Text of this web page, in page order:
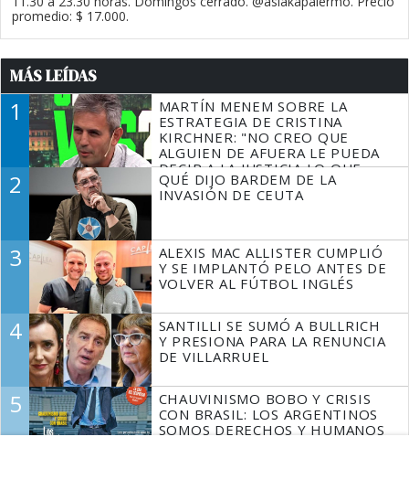
promedio: $ 17.000.
MÁS LEÍDAS
1
MARTÍN MENEM SOBRE LA
ESTRATEGIA DE CRISTINA
KIRCHNER: "NO CREO QUE
ALGUIEN DE AFUERA LE PUEDA
DECIR A LA JUSTICIA LO QUE
TIENE QUE HACER"
2
QUÉ DIJO BARDEM DE LA
INVASIÓN DE CEUTA
3
ALEXIS MAC ALLISTER CUMPLIÓ
Y SE IMPLANTÓ PELO ANTES DE
VOLVER AL FÚTBOL INGLÉS
4
SANTILLI SE SUMÓ A BULLRICH
Y PRESIONA PARA LA RENUNCIA
DE VILLARRUEL
5
CHAUVINISMO BOBO Y CRISIS
CON BRASIL: LOS ARGENTINOS
SOMOS DERECHOS Y HUMANOS